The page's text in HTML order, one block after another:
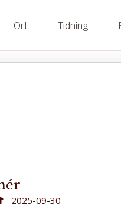
Ort Tidning
2025-09-30